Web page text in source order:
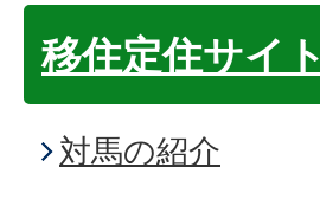
移住定住サイト
対馬の紹介